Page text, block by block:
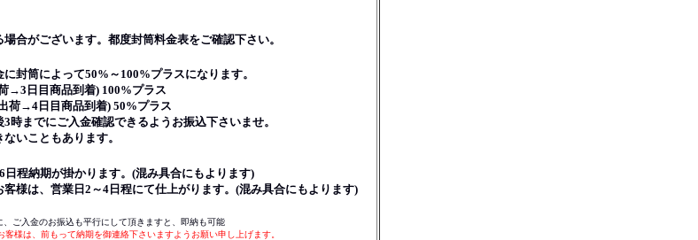
がございます。都度封筒料金表をご確認下さい。
封筒によって50%～100%プラスになります。
日目商品到着) 100%プラス
→4日目商品到着) 50%プラス
までにご入金確認できるようお振込下さいませ。
いこともあります。
程納期が掛かります。(混み具合にもよります)
様は、営業日2～4日程にて仕上がります。(混み具合にもよります)
ご入金のお振込も平行にして頂きますと、即納も可能
客様は、前もって納期を御連絡下さいますようお願い申し上げます。